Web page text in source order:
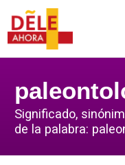
Significado,
de la palabra: